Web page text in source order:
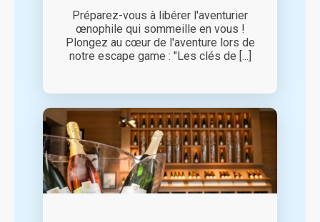
Préparez-vous à libérer l'aventurier
œnophile qui sommeille en vous !
Plongez au cœur de l'aventure lors de
notre escape game : "Les clés de [...]